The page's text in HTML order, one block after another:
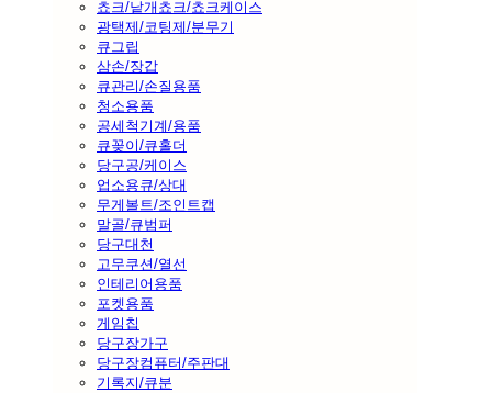
쵸크/낱개쵸크/쵸크케이스
광택제/코팅제/분무기
큐그립
삼손/장갑
큐관리/손질용품
청소용품
공세척기계/용품
큐꽂이/큐홀더
당구공/케이스
업소용큐/상대
무게볼트/조인트캡
말골/큐범퍼
당구대천
고무쿠션/열선
인테리어용품
포켓용품
게임칩
당구장가구
당구장컴퓨터/주판대
기록지/큐분